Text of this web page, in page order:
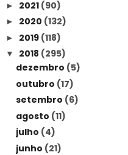
► 2021 (90)
► 2020 (132)
► 2019 (118)
▼ 2018 (295)
dezembro (5)
outubro (17)
setembro (6)
agosto (11)
julho (4)
junho (21)